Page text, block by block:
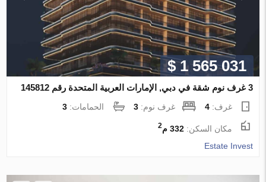
$ 1 565 031
3 غرف نوم شقة في دبي, الإمارات العربية المتحدة رقم 145812
غرف:4 غرف نوم:3 الحمامات:3
مكان السكن:332 م 2
Estate Invest